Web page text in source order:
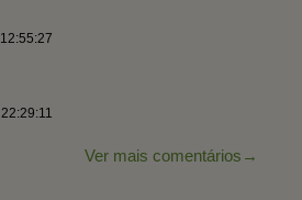
Ver mais comentários